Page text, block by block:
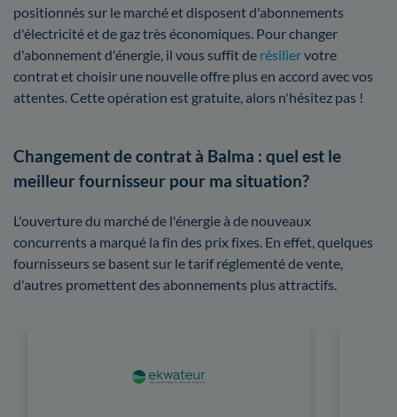
positionnés sur le marché et disposent d'abonnements
d'électricité et de gaz très économiques. Pour changer
d'abonnement d'énergie, il vous suffit de résiliervotre
contrat et choisir une nouvelle offre plus en accord avec vos
attentes. Cette opération est gratuite, alors n'hésitez pas !
Changement de contrat à Balma : quel est le
meilleur fournisseur pour ma situation?
L'ouverture du marché de l'énergie à de nouveaux
concurrents a marqué la fin des prix fixes. En effet, quelques
fournisseurs se basent sur le tarif réglementé de vente,
d'autres promettent des abonnements plus attractifs.